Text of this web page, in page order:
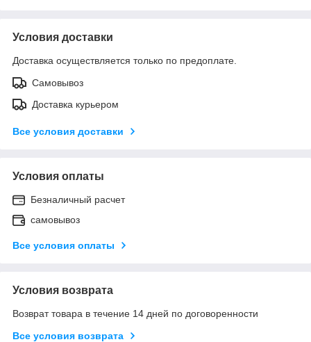
Условия доставки
Доставка осуществляется только по предоплате.
Самовывоз
Доставка курьером
Все условия доставки
Условия оплаты
Безналичный расчет
самовывоз
Все условия оплаты
Условия возврата
Возврат товара в течение 14 дней по договоренности
Все условия возврата